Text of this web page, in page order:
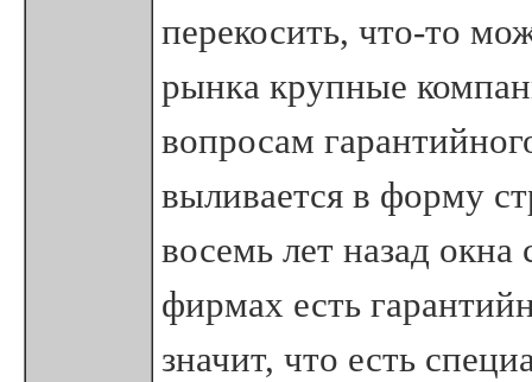
перекосить, что-то
рынка крупные
вопросам
выливается в форму
восемь лет назад
фирмах есть
значит, что есть